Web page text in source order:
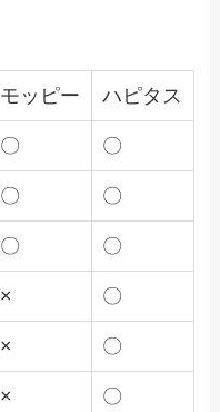
モッピー ハピタス
〇 〇
〇 〇
〇 〇
× 〇
× 〇
× 〇